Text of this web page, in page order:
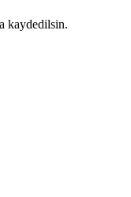
kaydedilsin.